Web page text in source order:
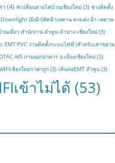
า (4) #เปลี่ยนสายไฟบ้านเชียงใหม่ (3) ช่างติดตั้ง
(ฝังฝ้า)ติดฝ้าเพดาน ตกแต่ง ฝ้า เพดาน
นเดี่ยว สำนักงาน ลำพูน-ลำปาง-เชียงใหม่ (3)
EMT PVC งานติดตั้งระบบไฟฟ้าสำหรับเสาขยาย
AIS ภายนอกอาคาร อ.เมืองเชียงใหม่ (3)
เชียงใหม่ราคาถูก (3) เดินท่อEMT ลำพูน (3)
เข้าไม่ได้ (53)